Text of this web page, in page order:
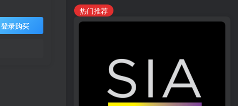
登录购买
热门推荐